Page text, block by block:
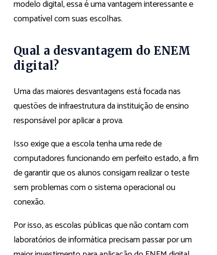
modelo digital, essa é uma vantagem interessante e
compatível com suas escolhas.
Qual a desvantagem do ENEM
digital?
Uma das maiores desvantagens está focada nas
questões de infraestrutura da instituição de ensino
responsável por aplicar a prova.
Isso exige que a escola tenha uma rede de
computadores funcionando em perfeito estado, a fim
de garantir que os alunos consigam realizar o teste
sem problemas com o sistema operacional ou
conexão.
Por isso, as escolas públicas que não contam com
laboratórios de informática precisam passar por um